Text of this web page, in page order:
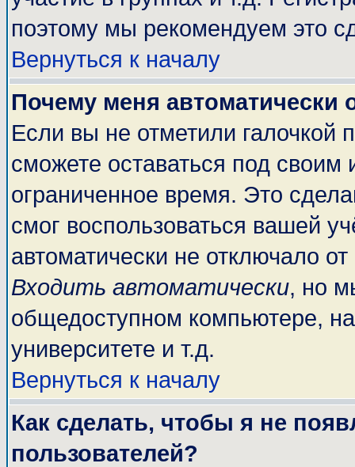
поэтому мы рекомендуем это
Вернуться к началу
Почему меня автоматически
Если вы не отметили галочкой
сможете оставаться под
ограниченное время. Это
смог воспользоваться вашей
автоматически не отключало
Входить автоматически, но
общедоступном компьютере,
университете и т.д.
Вернуться к началу
Как сделать, чтобы я не
пользователей?